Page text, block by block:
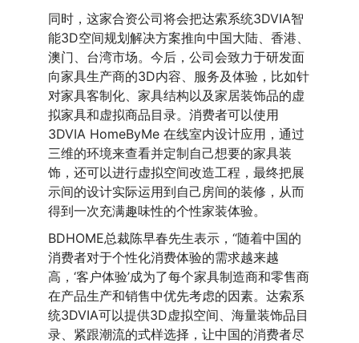
同时，这家合资公司将会把达索系统3DVIA智
能3D空间规划解决方案推向中国大陆、香港、
澳门、台湾市场。今后，公司会致力于研发面
向家具生产商的3D内容、服务及体验，比如针
对家具客制化、家具结构以及家居装饰品的虚
拟家具和虚拟商品目录。消费者可以使用
3DVIA HomeByMe 在线室内设计应用，通过
三维的环境来查看并定制自己想要的家具装
饰，还可以进行虚拟空间改造工程，最终把展
示间的设计实际运用到自己房间的装修，从而
得到一次充满趣味性的个性家装体验。
BDHOME总裁陈早春先生表示，“随着中国的
消费者对于个性化消费体验的需求越来越
高，‘客户体验’成为了每个家具制造商和零售商
在产品生产和销售中优先考虑的因素。达索系
统3DVIA可以提供3D虚拟空间、海量装饰品目
录、紧跟潮流的式样选择，让中国的消费者尽